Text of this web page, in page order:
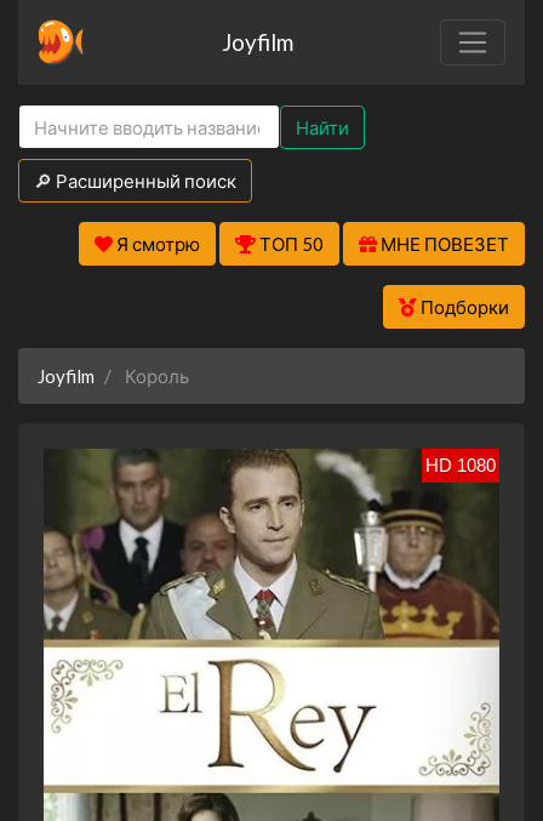
Joyfilm
Найти
🔎 Расширенный поиск
Я смотрю ТОП 50 МНЕ ПОВЕЗЕТ
Подборки
Joyfilm Король
HD 1080